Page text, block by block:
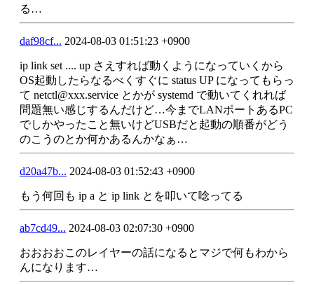
る…
daf98cf... 2024-08-03 01:51:23 +0900
ip link set .... up さえすれば動くようになっていくから
OS起動したらなるべくすぐに status UP になってもらっ
て netctl@xxx.service とかが systemd で動いてくれれば
問題無い感じするんだけど…今までLANポートあるPC
でしかやったこと無いけどUSBだと起動の順番がどう
のこうのとか何かあるんかなぁ…
d20a47b... 2024-08-03 01:52:43 +0900
もう何回も ip a と ip link とを叩いて唸ってる
ab7cd49... 2024-08-03 02:07:30 +0900
おおおおこのレイヤーの話になるとマジで何もわから
んになります…